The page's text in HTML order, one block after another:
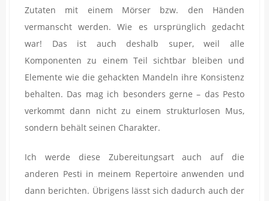
Zutaten mit einem Mörser bzw. den Händen
vermanscht werden. Wie es ursprünglich gedacht
war! Das ist auch deshalb super, weil alle
Komponenten zu einem Teil sichtbar bleiben und
Elemente wie die gehackten Mandeln ihre Konsistenz
behalten. Das mag ich besonders gerne – das Pesto
verkommt dann nicht zu einem strukturlosen Mus,
sondern behält seinen Charakter.
Ich werde diese Zubereitungsart auch auf die
anderen Pesti in meinem Repertoire anwenden und
dann berichten. Übrigens lässt sich dadurch auch der